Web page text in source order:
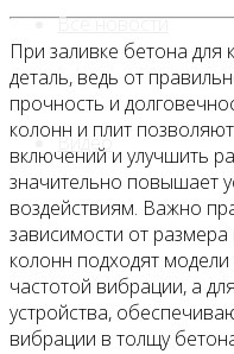
Все новости
Видео
При заливке бетона для
деталь, ведь от
прочность и
колонн и плит
включений и улучшить
значительно повышает
воздействиям. Важно
зависимости от
колонн подходят
частотой вибрации, а
устройства,
вибрации в толщу